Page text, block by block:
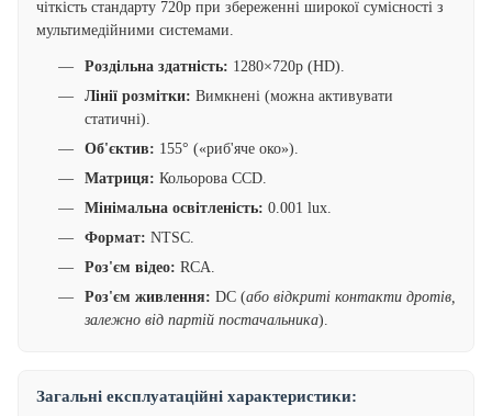
чіткість стандарту 720p при збереженні широкої сумісності з
мультимедійними системами.
Роздільна здатність: 1280×720p (HD).
Лінії розмітки: Вимкнені (можна активувати
статичні).
Об'єктив: 155° («риб'яче око»).
Матриця: Кольорова CCD.
Мінімальна освітленість: 0.001 lux.
Формат: NTSC.
Роз'єм відео: RCA.
Роз'єм живлення: DC (або відкриті контакти дротів,
залежно від партій постачальника).
Загальні експлуатаційні характеристики: